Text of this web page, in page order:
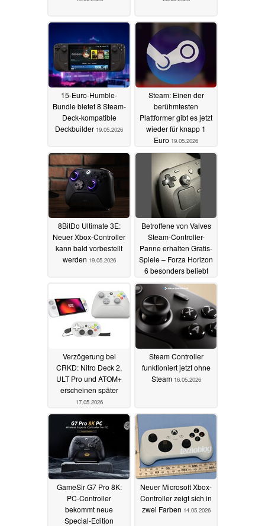
15-Euro-Humble-
Bundle bietet 8 Steam-
Deck-kompatible
Deckbuilder 19.05.2026
Steam: Einen der
berühmtesten
Plattformer gibt es jetzt
wieder für knapp 1
Euro 19.05.2026
8BitDo Ultimate 3E:
Neuer Xbox-Controller
kann bald vorbestellt
werden 19.05.2026
Betroffene von Valves
Steam-Controller-
Panne erhalten Gratis-
Spiele – Forza Horizon
6 besonders beliebt
17.05.2026
Verzögerung bei
CRKD: Nitro Deck 2,
ULT Pro und ATOM+
erscheinen später
17.05.2026
Steam Controller
funktioniert jetzt ohne
Steam 16.05.2026
GameSir G7 Pro 8K:
PC-Controller
bekommt neue
Special-Edition
Neuer Microsoft Xbox-
Controller zeigt sich in
zwei Farben 14.05.2026